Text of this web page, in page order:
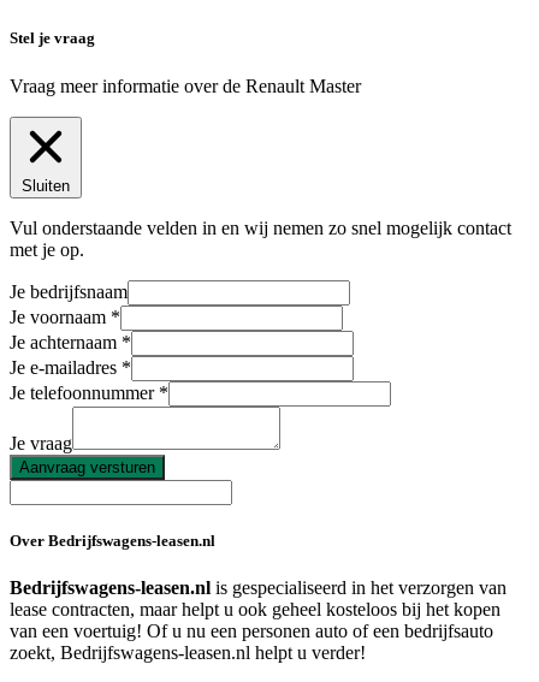
Stel je vraag
Vraag meer informatie over de Renault Master
Sluiten
Vul onderstaande velden in en wij nemen zo snel mogelijk contact
met je op.
Je bedrijfsnaam
Je voornaam
Je achternaam
Je e-mailadres
Je telefoonnummer
Je vraag
Aanvraag versturen
Over Bedrijfswagens-leasen.nl
Bedrijfswagens-leasen.nl is gespecialiseerd in het verzorgen van
lease contracten, maar helpt u ook geheel kosteloos bij het kopen
van een voertuig! Of u nu een personen auto of een bedrijfsauto
zoekt, Bedrijfswagens-leasen.nl helpt u verder!